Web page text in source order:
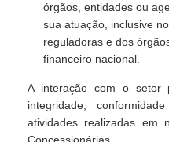
órgãos, entidades ou
sua atuação, inclusive
reguladoras e dos
financeiro nacional.
A interação com o setor
integridade,
atividades realizadas em